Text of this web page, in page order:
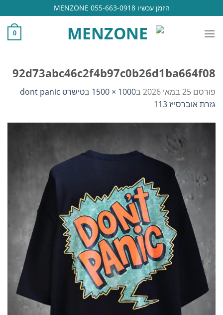
to
content
הזמן עכשיו 055-663-0918 MENZONE
0
92d73abc46c2f4b97c0b26d1ba664f08
פורסם 25 במאי 2026 ב1000 × 1500 ב
טישרט dont panic
גזרת אוברסייז 113